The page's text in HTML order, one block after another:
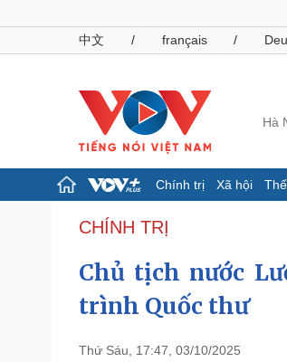
中文
/ français /
Hà
Chính trị Xã hội
Chính trị
Tổ chức nhân sự
Quốc hội
Nhận diện sự thật
CHÍNH TRỊ
Chủ tịch nước
trình Quốc thư
Thứ Sáu, 17:47, 03/10/2025